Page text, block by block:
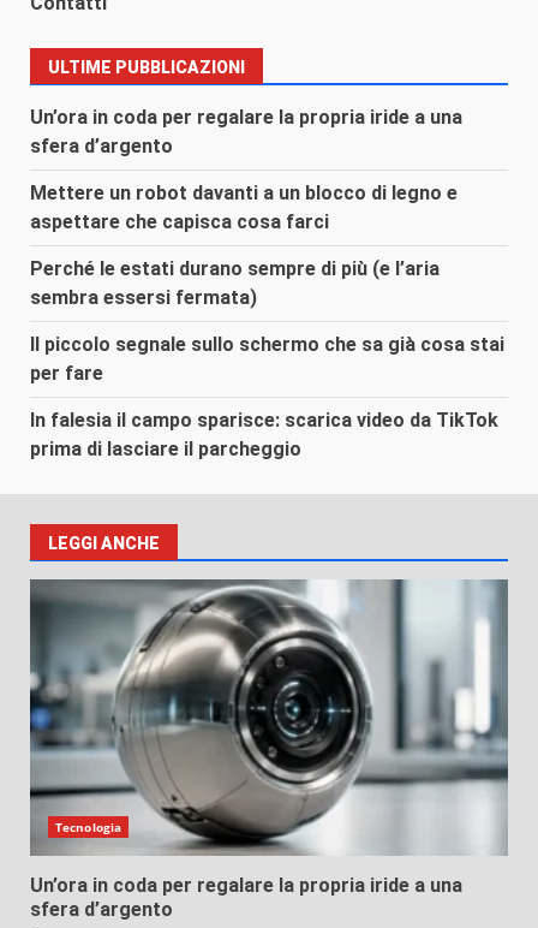
ULTIME PUBBLICAZIONI
Un’ora in coda per regalare la propria iride a una
sfera d’argento
Mettere un robot davanti a un blocco di legno e
aspettare che capisca cosa farci
Perché le estati durano sempre di più (e l’aria
sembra essersi fermata)
Il piccolo segnale sullo schermo che sa già cosa stai
per fare
In falesia il campo sparisce: scarica video da TikTok
prima di lasciare il parcheggio
LEGGI ANCHE
Tecnologia
Un’ora in coda per regalare la propria iride a una
sfera d’argento